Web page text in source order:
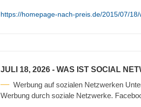
https://homepage-nach-preis.de/2015/07/
JULI 18, 2026 - WAS IST SOCIAL
Werbung auf sozialen Netzwerken
Werbung durch soziale Netzwerke.